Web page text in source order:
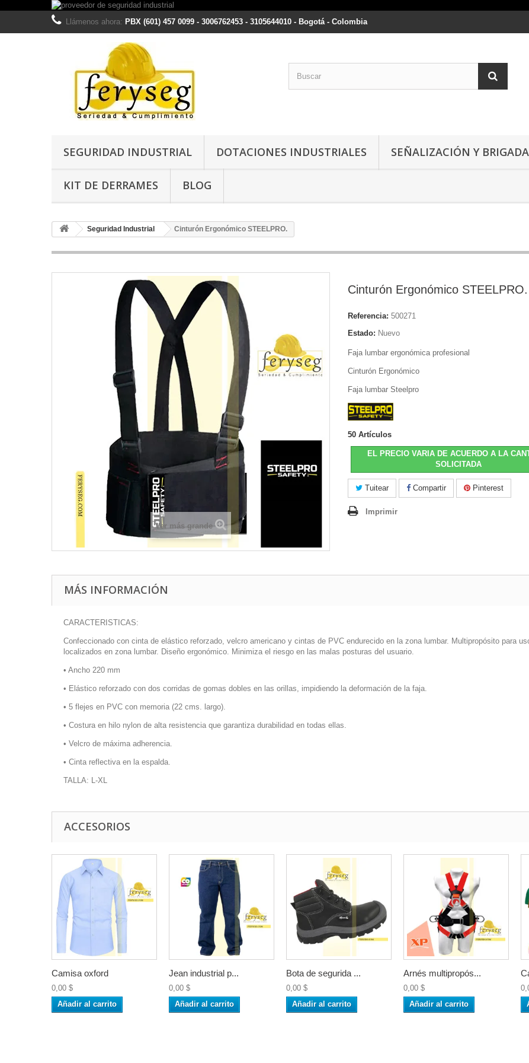
Llámenos ahora: PBX (601) 457 0099 - 3006762453 - 3105644010 - Bogotá - Colombia
SEGURIDAD INDUSTRIAL DOTACIONES INDUSTRIALES SEÑALIZACIÓN Y BRIGADA
KIT DE DERRAMES BLOG
Seguridad Industrial Cinturón Ergonómico STEELPRO.
Ver más grande
Cinturón Ergonómico STEELPRO.
Referencia: 500271
Estado: Nuevo
Faja lumbar ergonómica profesional
Cinturón Ergonómico
Faja lumbar Steelpro
50 Artículos
EL PRECIO VARIA DE ACUERDO A LA
SOLICITADA
Tuitear Compartir Pinterest
Imprimir
MÁS INFORMACIÓN
CARACTERISTICAS:
Confeccionado con cinta de elástico reforzado, velcro americano y cintas de PVC endurecido en la zona lumbar. Multipropósito para
localizados en zona lumbar. Diseño ergonómico. Minimiza el riesgo en las malas posturas del usuario.
• Ancho 220 mm
• Elástico reforzado con dos corridas de gomas dobles en las orillas, impidiendo la deformación de la faja.
• 5 flejes en PVC con memoria (22 cms. largo).
• Costura en hilo nylon de alta resistencia que garantiza durabilidad en todas ellas.
• Velcro de máxima adherencia.
• Cinta reflectiva en la espalda.
TALLA: L-XL
ACCESORIOS
Camisa oxford
0,00 $
Añadir al carrito
Jean industrial p...
0,00 $
Añadir al carrito
Bota de segurida ...
0,00 $
Añadir al carrito
Arnés multipropós...
0,00 $
Añadir al carrito